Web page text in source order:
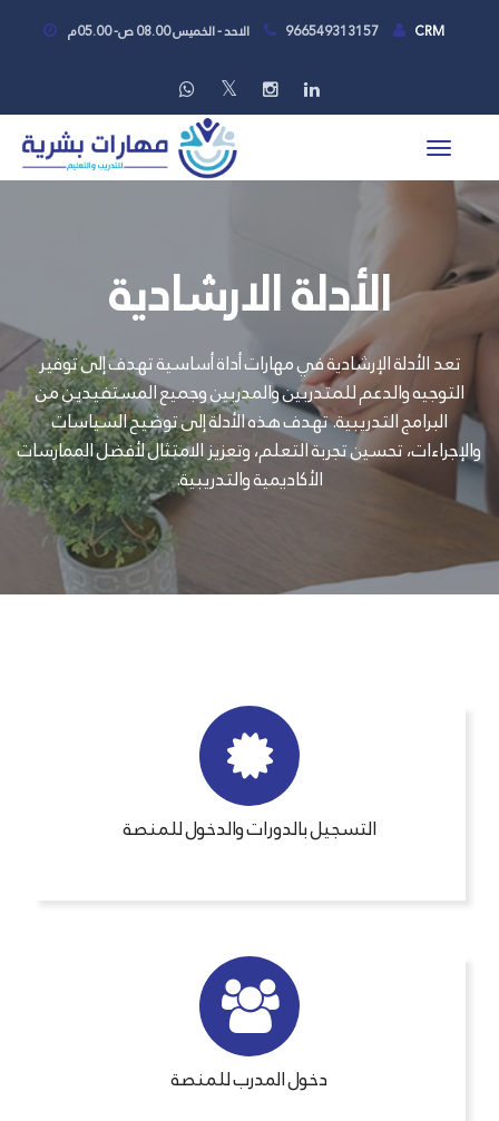
الاحد - الخميس 08.00 ص- 05.00م 966549313157 CRM
الأدلة الارشادية
تعد الأدلة الإرشادية في مهارات أداة أساسية تهدف إلى توفير
التوجيه والدعم للمتدربين والمدربين وجميع المستفيدين من
البرامج التدريبية. تهدف هذه الأدلة إلى توضيح السياسات
والإجراءات، تحسين تجربة التعلم، وتعزيز الامتثال لأفضل الممارسات
الأكاديمية والتدريبية.
التسجيل بالدورات والدخول للمنصة
دخول المدرب للمنصة